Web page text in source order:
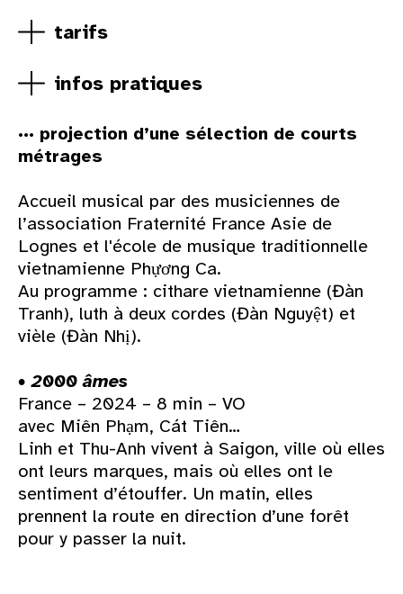
··· projection d’une sélection de courts
métrages
Accueil musical par des musiciennes de
l’association Fraternité France Asie de
Lognes et l'école de musique traditionnelle
vietnamienne Phựơng Ca.
Au programme : cithare vietnamienne (Đàn
Tranh), luth à deux cordes (Đàn Nguyệt) et
vièle (Đàn Nhị).
• 2000 âmes
France – 2024 – 8 min – VO
avec Miên Phạm, Cát Tiên…
Linh et Thu-Anh vivent à Saigon, ville où elles
ont leurs marques, mais où elles ont le
sentiment d’étouffer. Un matin, elles
prennent la route en direction d’une forêt
pour y passer la nuit.
tarifs
infos pratiques